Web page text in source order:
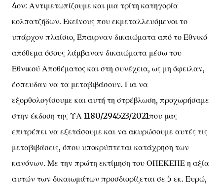
4ον: Αντιμετωπίζουμε και μια τρίτη κατηγορία
κολπατζήδων. Εκείνους που εκμεταλλευόμενοι το
υπάρχον πλαίσιο, Έπαιρναν δικαιώματα από το Εθνικό
απόθεμα όσους λάμβαναν δικαιώματα μέσω του
Εθνικού Αποθέματος και στη συνέχεια, ως μη όφειλαν,
έσπευδαν να τα μεταβιβάσουν. Για να
εξορθολογίσουμε και αυτή τη στρέβλωση, προχωρήσαμε
στην έκδοση της ΥΑ 1180/294523/2021που μας
επιτρέπει να εξετάσουμε και να ακυρώσουμε αυτές τις
μεταβιβάσεις, όπου υποκρύπτεται κατάχρηση των
κανόνων. Με την πρώτη εκτίμηση του ΟΠΕΚΕΠΕ η αξία
αυτών των δικαιωμάτων προσδιορίζεται σε 5 εκ. Ευρώ,